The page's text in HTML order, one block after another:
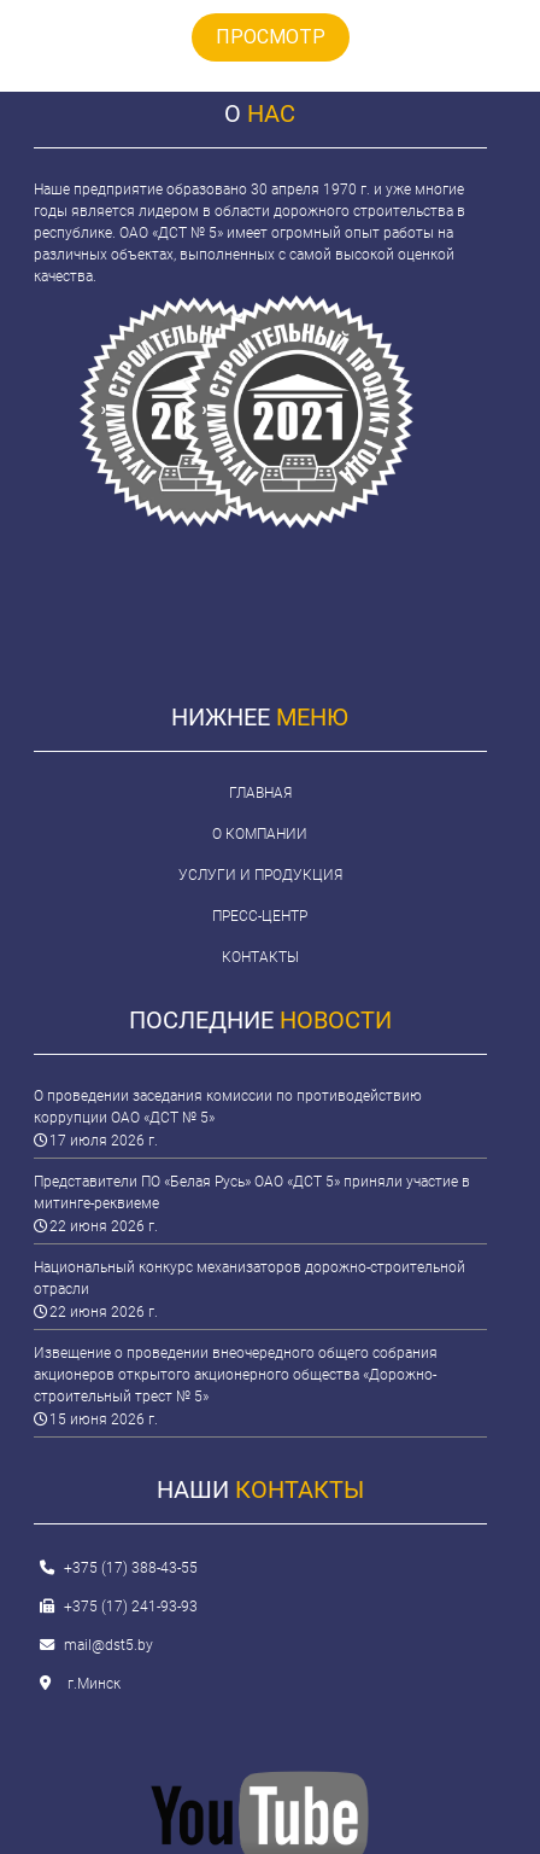
ПРОСМОТР
О НАС
Наше предприятие образовано 30 апреля 1970 г. и уже многие
годы является лидером в области дорожного строительства в
республике. ОАО «ДСТ № 5» имеет огромный опыт работы на
различных объектах, выполненных с самой высокой оценкой
качества.
НИЖНЕЕ МЕНЮ
ГЛАВНАЯ
О КОМПАНИИ
УСЛУГИ И ПРОДУКЦИЯ
ПРЕСС-ЦЕНТР
КОНТАКТЫ
ПОСЛЕДНИЕ НОВОСТИ
О проведении заседания комиссии по противодействию
коррупции ОАО «ДСТ № 5»
17 июля 2026 г.
Представители ПО «Белая Русь» ОАО «ДСТ 5» приняли участие в
митинге-реквиеме
22 июня 2026 г.
Национальный конкурс механизаторов дорожно-строительной
отрасли
22 июня 2026 г.
Извещение о проведении внеочередного общего собрания
акционеров открытого акционерного общества «Дорожно-
строительный трест № 5»
15 июня 2026 г.
НАШИ КОНТАКТЫ
+375 (17) 388-43-55
+375 (17) 241-93-93
mail@dst5.by
г.Минск